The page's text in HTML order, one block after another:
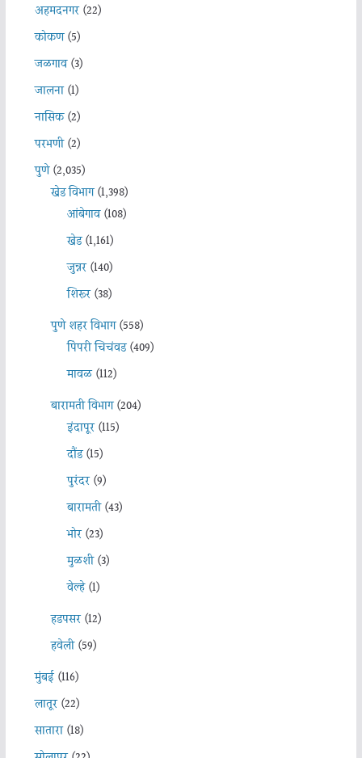
अहमदनगर(22)
कोकण(5)
जळगाव(3)
जालना(1)
नासिक(2)
परभणी(2)
पुणे(2,035)
खेड विभाग(1,398)
आंबेगाव(108)
खेड(1,161)
जुन्नर(140)
शिरूर(38)
पुणे शहर विभाग(558)
पिंपरी चिचंवड(409)
मावळ(112)
बारामती विभाग(204)
इंदापूर(115)
दौंड(15)
पुरंदर(9)
बारामती(43)
भोर(23)
मुळशी(3)
वेल्हे(1)
हडपसर(12)
हवेली(59)
मुंबई(116)
लातूर(22)
सातारा(18)